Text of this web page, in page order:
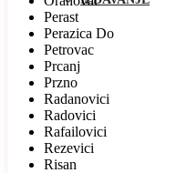
Perast
Perazica Do
Petrovac
Prcanj
Przno
Radanovici
Radovici
Rafailovici
Rezevici
Risan